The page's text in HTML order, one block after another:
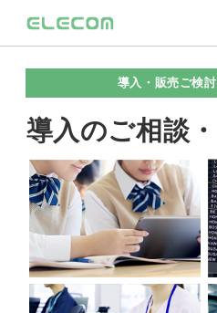
導入・販売ご検
導入のご相談